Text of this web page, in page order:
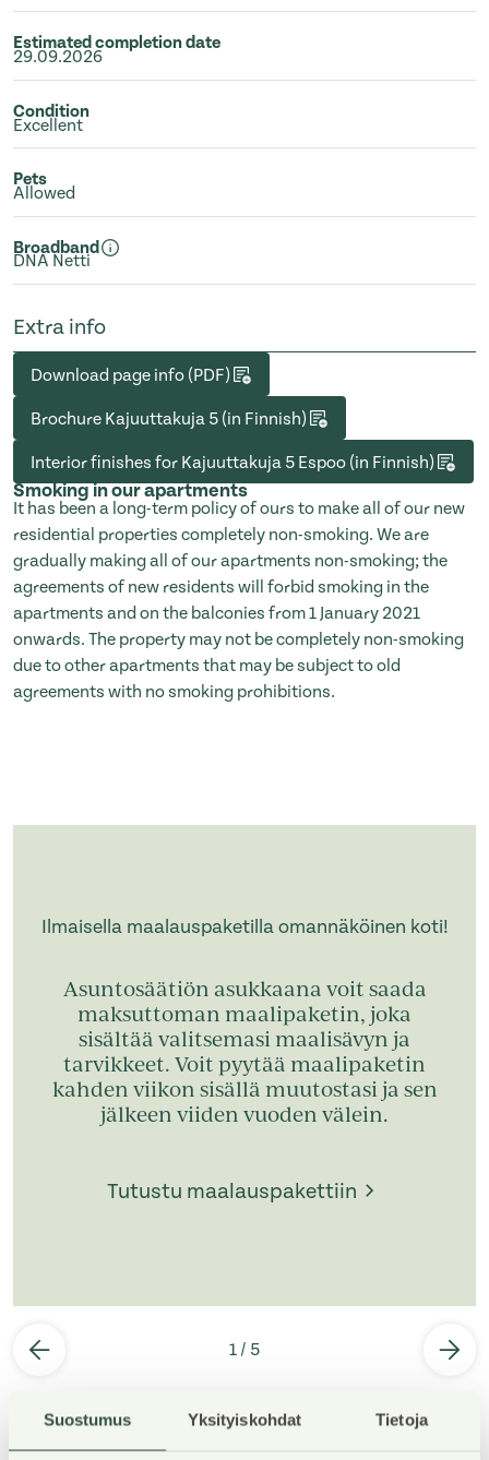
Suostumus Yksityiskohdat Tietoja
Estimated completion date
29.09.2026
Condition
Excellent
Pets
Allowed
Broadband
DNA Netti
Extra info
Download page info (PDF)
Brochure Kajuuttakuja 5 (in Finnish)
Interior finishes for Kajuuttakuja 5 Espoo (in Finnish)
Smoking in our apartments
It has been a long-term policy of ours to make all of our new
residential properties completely non-smoking. We are
gradually making all of our apartments non-smoking; the
agreements of new residents will forbid smoking in the
apartments and on the balconies from 1 January 2021
onwards. The property may not be completely non-smoking
due to other apartments that may be subject to old
agreements with no smoking prohibitions.
Ilmaisella maalauspaketilla omannäköinen koti!
Asuntosäätiön asukkaana voit saada
maksuttoman maalipaketin, joka
sisältää valitsemasi maalisävyn ja
tarvikkeet. Voit pyytää maalipaketin
kahden viikon sisällä muutostasi ja sen
jälkeen viiden vuoden välein.
Tutustu maalauspakettiin
1 / 5